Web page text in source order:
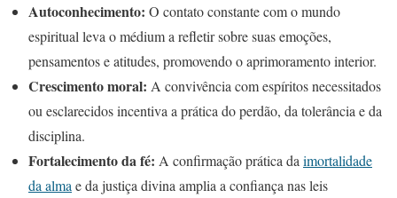
Autoconhecimento: O contato constante com o mundo
espiritual leva o médium a refletir sobre suas emoções,
pensamentos e atitudes, promovendo o aprimoramento interior.
Crescimento moral: A convivência com espíritos necessitados
ou esclarecidos incentiva a prática do perdão, da tolerância e da
disciplina.
Fortalecimento da fé: A confirmação prática daimortalidade
da almae da justiça divina amplia a confiança nas leis